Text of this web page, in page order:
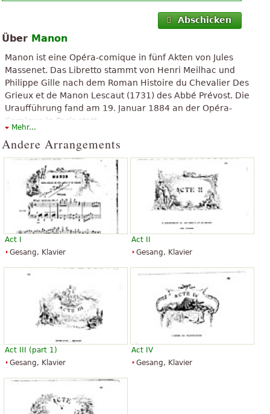
Abschicken
Über Manon
Manon ist eine Opéra-comique in fünf Akten von Jules
Massenet. Das Libretto stammt von Henri Meilhac und
Philippe Gille nach dem Roman Histoire du Chevalier Des
Grieux et de Manon Lescaut (1731) des Abbé Prévost. Die
Uraufführung fand am 19. Januar 1884 an der Opéra-
Comique in Paris statt.
Weitergabe unter gleichen Bedingungen" verfügbar. Er verwendet
Material aus dem Wikipedia-Artikel "Manon (Massenet)".
Mehr...
Andere Arrangements
Act I
Gesang, Klavier
Act II
Gesang, Klavier
Act III (part 1)
Gesang, Klavier
Act IV
Gesang, Klavier